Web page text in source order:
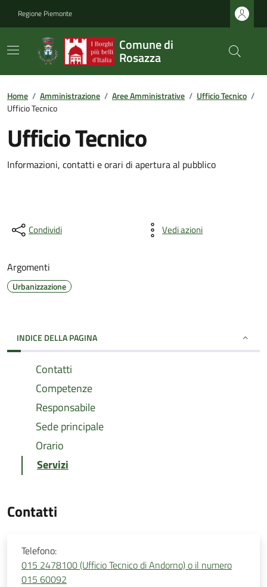
Regione Piemonte
Comune di
Rosazza
Home / Amministrazione / Aree Amministrative / Ufficio Tecnico /
Ufficio Tecnico
Ufficio Tecnico
Informazioni, contatti e orari di apertura al pubblico
Condividi Vedi azioni
Argomenti
Urbanizzazione
INDICE DELLA PAGINA
Contatti
Competenze
Responsabile
Sede principale
Orario
Servizi
Contatti
Telefono:
015 2478100 (Ufficio Tecnico di Andorno) o il numero
015 60092